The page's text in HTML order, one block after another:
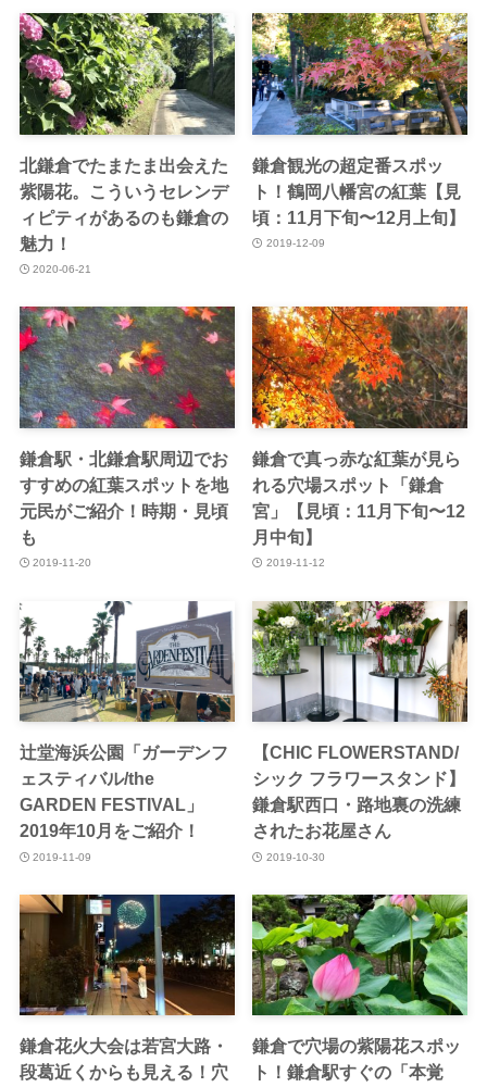
北鎌倉でたまたま出会えた
紫陽花。こういうセレンデ
ィピティがあるのも鎌倉の
魅力！
2020-06-21
鎌倉観光の超定番スポッ
ト！鶴岡八幡宮の紅葉【見
頃：11月下旬〜12月上旬】
2019-12-09
鎌倉駅・北鎌倉駅周辺でお
すすめの紅葉スポットを地
元民がご紹介！時期・見頃
も
2019-11-20
鎌倉で真っ赤な紅葉が見ら
れる穴場スポット「鎌倉
宮」【見頃：11月下旬〜12
月中旬】
2019-11-12
辻堂海浜公園「ガーデンフ
ェスティバル/the
GARDEN FESTIVAL」
2019年10月をご紹介！
2019-11-09
【CHIC FLOWERSTAND/
シック フラワースタンド】
鎌倉駅西口・路地裏の洗練
されたお花屋さん
2019-10-30
鎌倉花火大会は若宮大路・
段葛近くからも見える！穴
鎌倉で穴場の紫陽花スポッ
ト！鎌倉駅すぐの「本覚